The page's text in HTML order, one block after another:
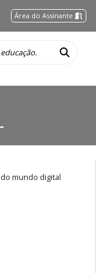
Área do Assinante
mundo digital